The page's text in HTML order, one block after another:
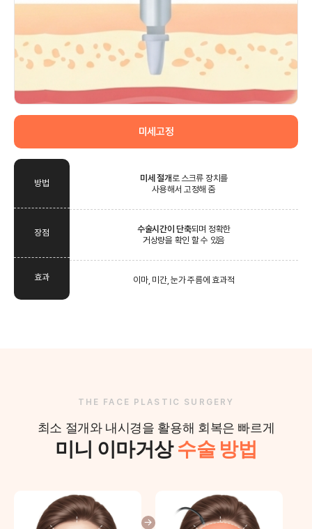
미세고정
방법
장점
효과
미세 절개 로 스크류 장치를
사용해서 고정해 줌
수술시간이 단축되며 정확한
거상량을 확인 할 수 있음
이마, 미간, 눈가 주름에 효과적
THE FACE PLASTIC SURGERY
최소 절개와 내시경을 활용해 회복은 빠르게
미니 이마거상수술 방법